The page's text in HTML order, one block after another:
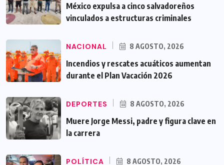
México expulsa a cinco salvadoreños
vinculados a estructuras criminales
NACIONAL 8 AGOSTO, 2026
Incendios y rescates acuáticos aumentan
durante el Plan Vacación 2026
DEPORTES 8 AGOSTO, 2026
Muere Jorge Messi, padre y figura clave en
la carrera
POLÍTICA 8 AGOSTO, 2026